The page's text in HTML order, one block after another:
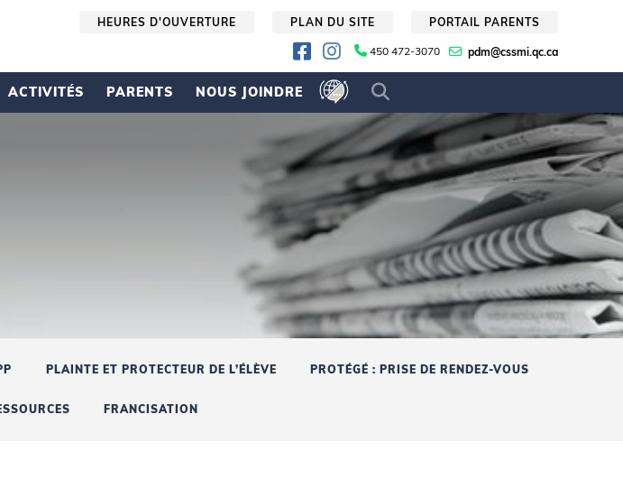
PLAN DU SITE PORTAIL PARENTS
HEURES D'OUVERTURE
450 472-3070 pdm@cssmi.qc.ca
ACTIVITÉS PARENTS NOUS JOINDRE
PLAINTE ET PROTECTEUR DE L’ÉLÈVE PROTÉGÉ : PRISE DE RENDEZ-VOUS
FRANCISATION